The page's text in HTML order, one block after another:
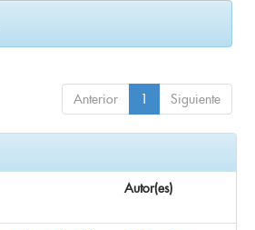
Anterior 1 Siguiente
Autor(es)